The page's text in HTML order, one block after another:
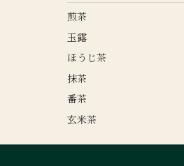
煎茶
玉露
ほうじ茶
抹茶
番茶
玄米茶